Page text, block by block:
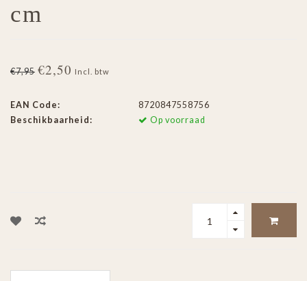
cm
€7,95 €2,50 Incl. btw
EAN Code:
8720847558756
Beschikbaarheid:
Op voorraad